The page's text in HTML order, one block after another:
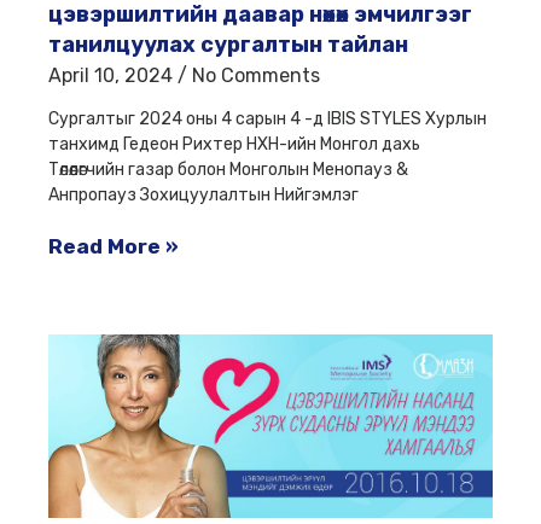
цэвэршилтийн даавар нөхөх эмчилгээг
танилцуулах сургалтын тайлан
April 10, 2024 No Comments
Сургалтыг 2024 оны 4 сарын 4 -д IBIS STYLES Хурлын
танхимд Гедеон Рихтер НХН-ийн Монгол дахь
Төлөөлөгчийн газар болон Монголын Менопауз &
Анпропауз Зохицуулалтын Нийгэмлэг
Read More »